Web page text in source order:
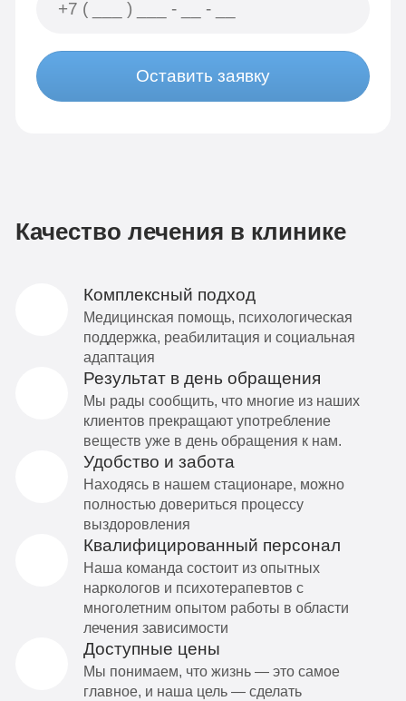
Оставить заявку
Качество лечения в клинике
Комплексный подход
Медицинская помощь, психологическая
поддержка, реабилитация и социальная
адаптация
Результат в день обращения
Мы рады сообщить, что многие из наших
клиентов прекращают употребление
веществ уже в день обращения к нам.
Удобство и забота
Находясь в нашем стационаре, можно
полностью довериться процессу
выздоровления
Квалифицированный персонал
Наша команда состоит из опытных
наркологов и психотерапевтов с
многолетним опытом работы в области
лечения зависимости
Доступные цены
Мы понимаем, что жизнь — это самое
главное, и наша цель — сделать